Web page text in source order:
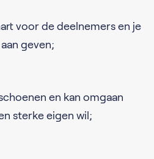
voor de deelnemers en je
geven;
en kan omgaan
sterke eigen wil;